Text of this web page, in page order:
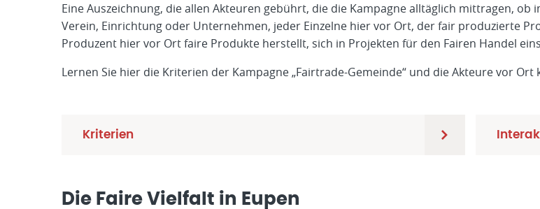
Eine Auszeichnung, die allen Akteuren gebührt, die die Kampagne alltäglich mittragen, ob
Verein, Einrichtung oder Unternehmen, jeder Einzelne hier vor Ort, der fair produzierte
Produzent hier vor Ort faire Produkte herstellt, sich in Projekten für den Fairen Handel
Lernen Sie hier die Kriterien der Kampagne „Fairtrade-Gemeinde“ und die Akteure vor Ort
Kriterien
Die Faire Vielfalt in Eupen